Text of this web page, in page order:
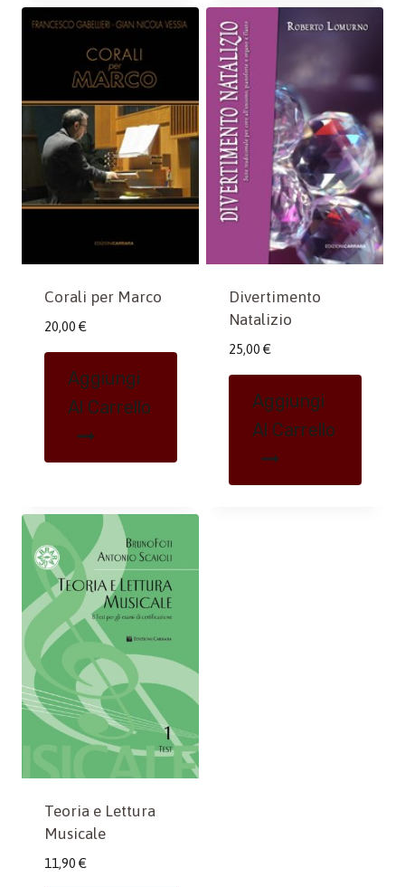
Corali per Marco
20,00 €
Aggiungi
Al Carrello
Divertimento
Natalizio
25,00 €
Aggiungi
Al Carrello
Teoria e Lettura
Musicale
11,90 €